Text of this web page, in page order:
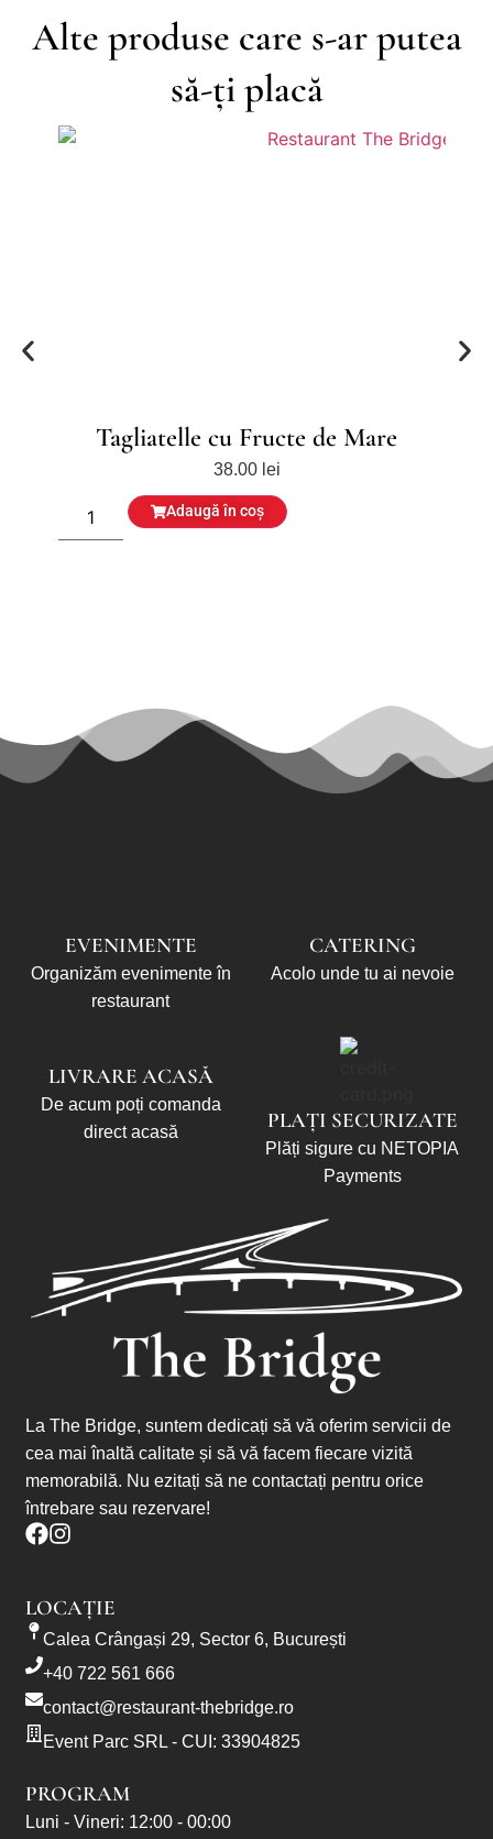
Alte produse care s-ar putea
să-ți placă
Tagliatelle cu Fructe de Mare
38.00 lei
Adaugă în coș
EVENIMENTE
Organizăm evenimente în
restaurant
CATERING
Acolo unde tu ai nevoie
LIVRARE ACASĂ
De acum poți comanda
direct acasă
PLAȚI SECURIZATE
Plăți sigure cu NETOPIA
Payments
La The Bridge, suntem dedicați să vă oferim servicii de
cea mai înaltă calitate și să vă facem fiecare vizită
memorabilă. Nu ezitați să ne contactați pentru orice
întrebare sau rezervare!
LOCAȚIE
Calea Crângași 29, Sector 6, București
+40 722 561 666
contact@restaurant-thebridge.ro
Event Parc SRL - CUI: 33904825
PROGRAM
Luni - Vineri: 12:00 - 00:00